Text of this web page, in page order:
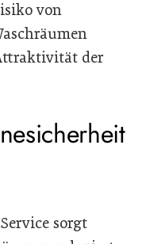
von
der
sorgt